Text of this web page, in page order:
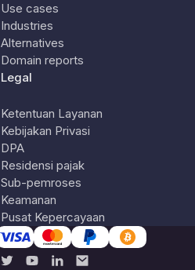
Use cases
Industries
Alternatives
Domain reports
Legal
Ketentuan Layanan
Kebijakan Privasi
DPA
Residensi pajak
Sub-pemroses
Keamanan
Pusat Kepercayaan